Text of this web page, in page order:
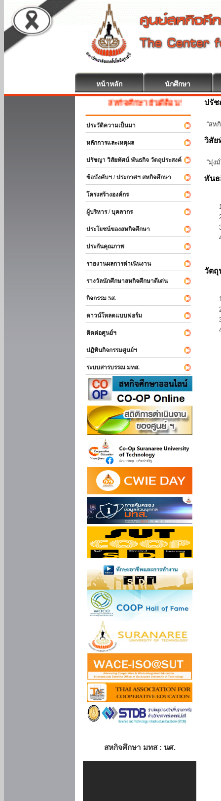
หน้าหลัก นักศึกษา
สหกิจศึกษา ยินดีต้อนรับ
ประวัติความเป็นมา
หลักการและเหตุผล
ปรัชญา วิสัยทัศน์ พันธกิจ วัตถุประสงค์
ข้อบังคับฯ / ประกาศฯ สหกิจศึกษา
โครงสร้างองค์กร
ผู้บริหาร / บุคลากร
ประโยชน์ของสหกิจศึกษา
ประกันคุณภาพ
รายงานผลการดำเนินงาน
รางวัลนักศึกษาสหกิจศึกษาดีเด่น
กิจกรรม 5ส.
ดาวน์โหลดแบบฟอร์ม
ติดต่อศูนย์ฯ
ปฏิทินกิจกรรมศูนย์ฯ
ระบบสารบรรณ มทส.
สหกิจศึกษา มทส : นศ.
ปรั
“สห
วิสัย
“มุ่ง
พัน
วัตถุ